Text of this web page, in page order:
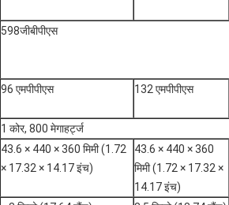
598जीबीपीएस
96 एमपीपीएस 132 एमपीपीएस
1 कोर, 800 मेगाहर्ट्ज
43.6 × 440 × 360 मिमी (1.72
× 17.32 × 14.17 इंच)
43.6 × 440 × 360
मिमी (1.72 × 17.32 ×
14.17 इंच)